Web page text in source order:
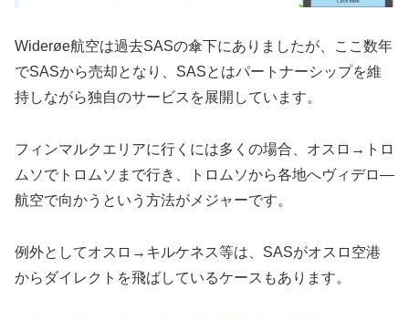
Widerøe航空は過去SASの傘下にありましたが、ここ数年
でSASから売却となり、SASとはパートナーシップを維
持しながら独自のサービスを展開しています。
フィンマルクエリアに行くには多くの場合、オスロ→トロ
ムソでトロムソまで行き、トロムソから各地へヴィデロ―
航空で向かうという方法がメジャーです。
例外としてオスロ→キルケネス等は、SASがオスロ空港
からダイレクトを飛ばしているケースもあります。